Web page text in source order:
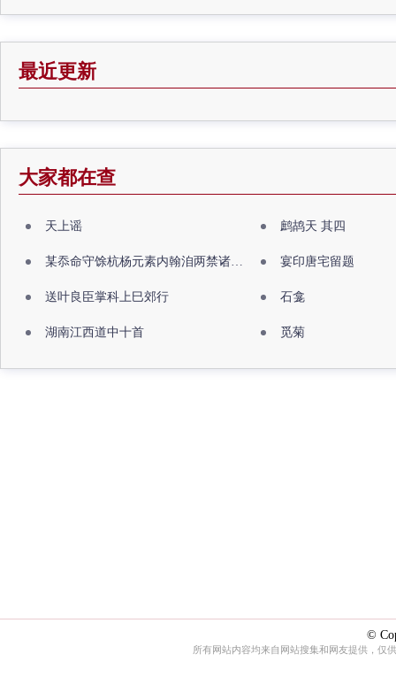
最近更新
大家都在查
天上谣 鹧鸪天 其四
某忝命守馀杭杨元素内翰洎两禁诸公出祖佛寺 宴印唐宅留题
送叶良臣掌科上巳郊行 石龛
湖南江西道中十首 觅菊
©
所有网站内容均来自网站搜集和网友提供，仅